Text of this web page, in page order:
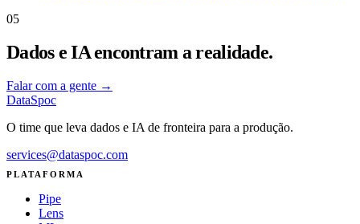
05
Dados e IA encontram a realidade.
Falar com a gente →
DataSpoc
O time que leva dados e IA de fronteira para a produção.
services@dataspoc.com
PLATAFORMA
Pipe
Lens